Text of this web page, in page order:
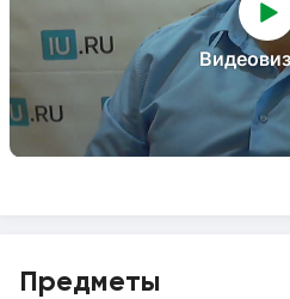
Предметы